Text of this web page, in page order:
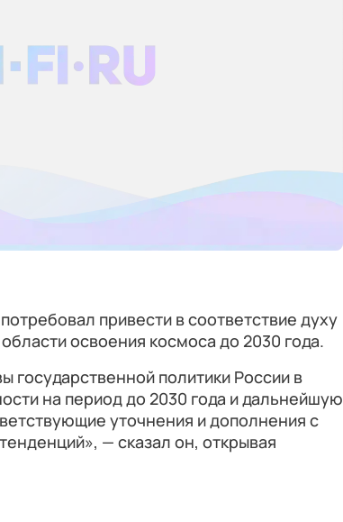
привести в соответствие духу
освоения космоса до 2030 года.
государственной политики России в
на период до 2030 года и дальнейшую
уточнения и дополнения с
— сказал он, открывая